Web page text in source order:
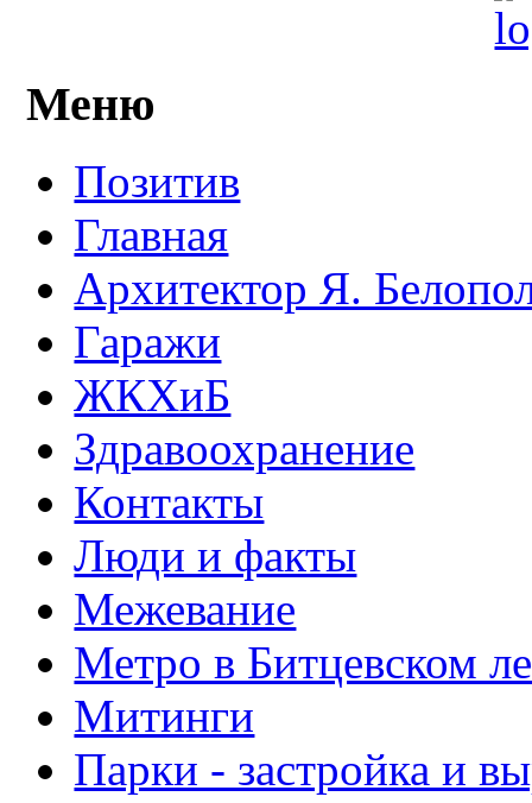
Меню
Позитив
Главная
Архитектор Я.
Гаражи
ЖКХиБ
Здравоохранение
Контакты
Люди и факты
Межевание
Метро в Битцевском
Митинги
Парки - застройка и